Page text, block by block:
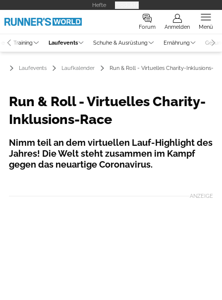
Hefte
Forum Anmelden Menü
Training Laufevents Schuhe & Ausrüstung Ernährung
Laufevents Laufkalender Run & Roll - Virtuelles Charity-Inklusions-
Run & Roll - Virtuelles Charity-
Inklusions-Race
Nimm teil an dem virtuellen Lauf-Highlight des
Jahres! Die Welt steht zusammen im Kampf
gegen das neuartige Coronavirus.
ANZEIGE